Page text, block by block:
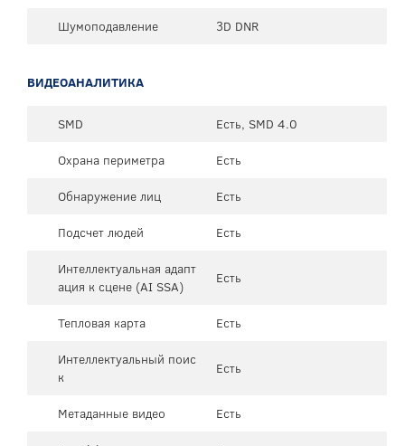
Шумоподавление 3D DNR
ВИДЕОАНАЛИТИКА
SMD
Есть, SMD 4.0
Охрана периметра
Есть
Обнаружение лиц
Есть
Подсчет людей
Есть
Интеллектуальная адапт
ация к сцене (AI SSA)
Есть
Тепловая карта
Есть
Интеллектуальный поис
к
Есть
Метаданные видео
Есть